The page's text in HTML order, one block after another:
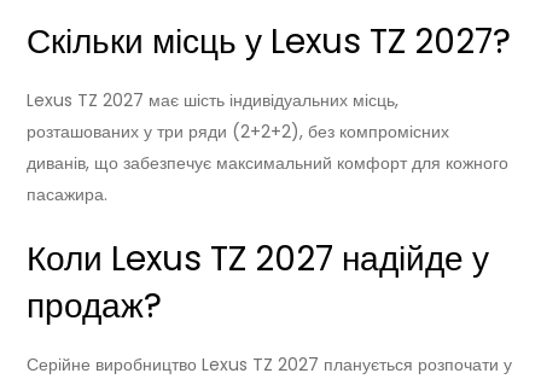
Скільки місць у Lexus TZ 2027?
Lexus TZ 2027 має шість індивідуальних місць,
розташованих у три ряди (2+2+2), без компромісних
диванів, що забезпечує максимальний комфорт для кожного
пасажира.
Коли Lexus TZ 2027 надійде у
продаж?
Серійне виробництво Lexus TZ 2027 планується розпочати у